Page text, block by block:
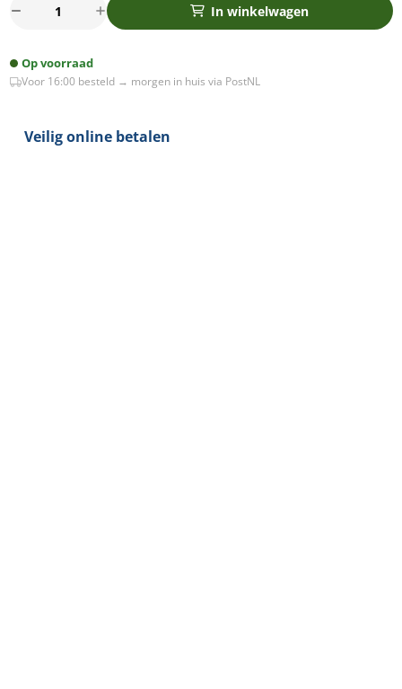
Oplaadbare
-
Denker
-
In winkelwagen
Op voorraad
Voor 16:00 besteld → morgen in huis via PostNL
Veilig online betalen